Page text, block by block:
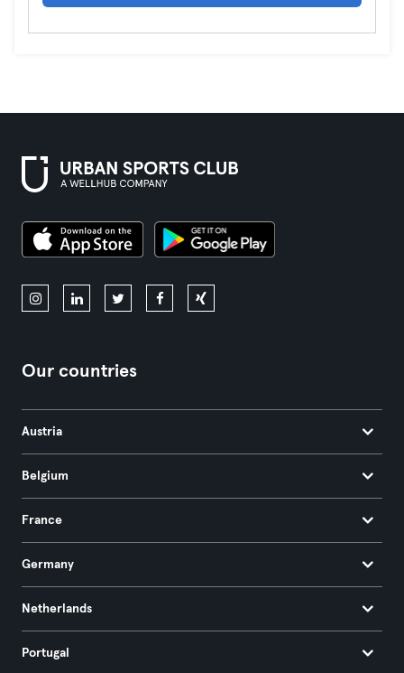
Our countries
Austria
Belgium
France
Germany
Netherlands
Portugal